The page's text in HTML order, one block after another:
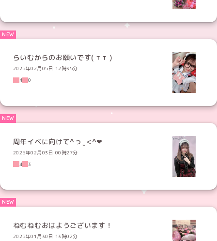
らいむからのお願いです( т т )
2025年02月05日 12時35分
4
0
2025年02月03日 00時27分
4
3
ねむねむおはようございます！
2025年01月30日 13時02分